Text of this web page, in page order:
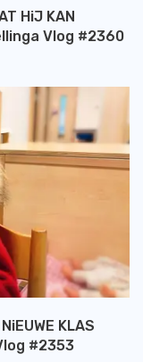
HiJ KAN
Vlog #2360
KLAS
#2353